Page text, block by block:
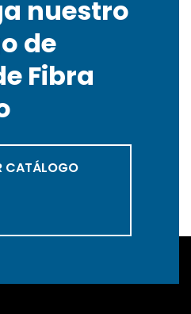
nuestro
de
Fibra
CATÁLOGO